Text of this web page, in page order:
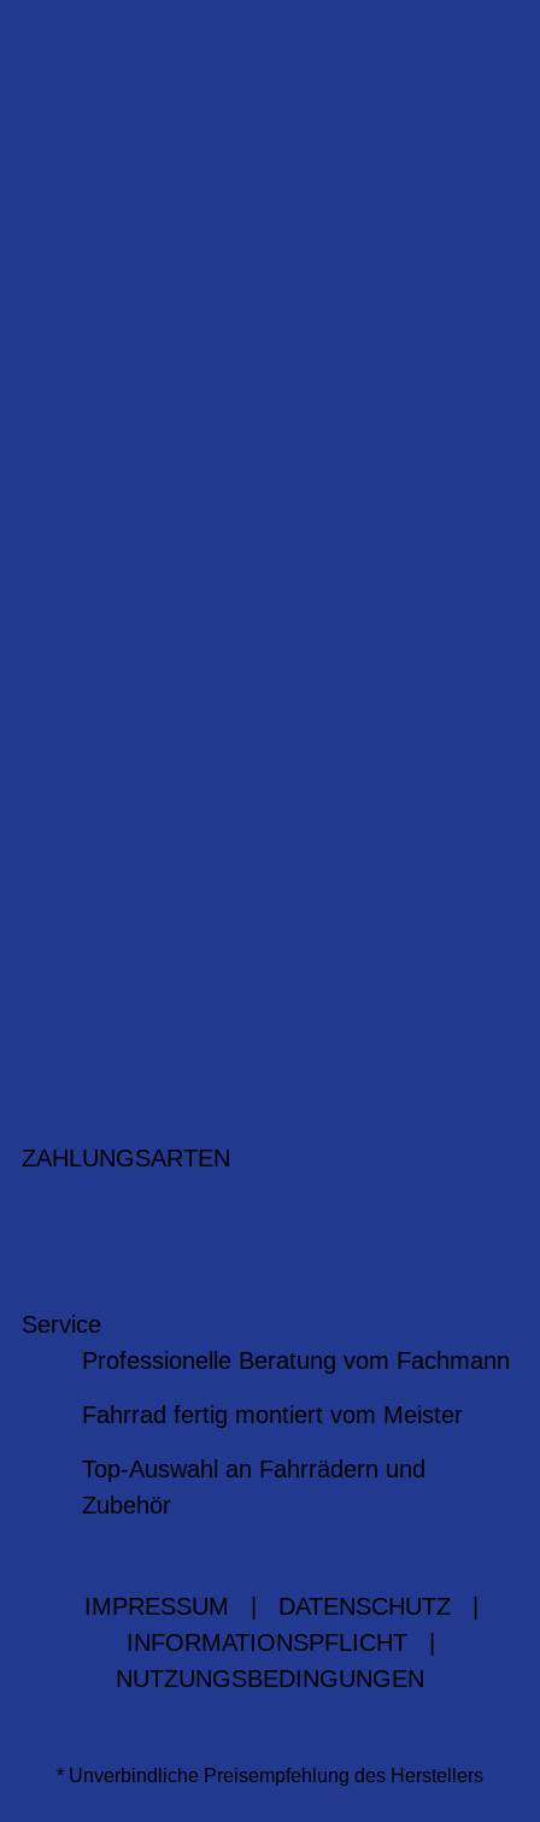
ZAHLUNGSARTEN
Service
Professionelle Beratung vom Fachmann
Fahrrad fertig montiert vom Meister
Top-Auswahl an Fahrrädern und
Zubehör
IMPRESSUM DATENSCHUTZ
INFORMATIONSPFLICHT
NUTZUNGSBEDINGUNGEN
* Unverbindliche Preisempfehlung des Herstellers